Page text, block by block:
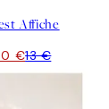
Affiche
€13 €